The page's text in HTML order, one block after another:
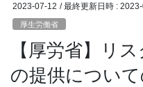
2023-07-12 / 最終更新日時 :
厚生労働省
【厚労省】リ
の提供につい